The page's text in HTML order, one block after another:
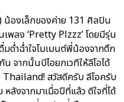
น้องเล็กของค่าย 131 ศิลปิน
พลง ‘Pretty Plzzz’ โดยมีรุ่น
ด่ำฉ่ำใจโมเมนต์พี่น้องจากตึก
น จากนั้นบีไอยกเวทีให้ลีโอได้
Thailand! สวัสดีครับ ลีโอครับ
ลังจากมาเมื่อปีที่แล้ว ดีใจที่ได้